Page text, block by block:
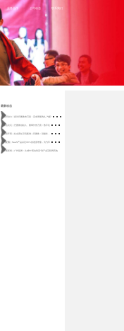
业务合作 公司动态 联系我们
最新动态
亿
邦动力丨探访巴图鲁曾万贵：完成周期洗礼 汽配“老法师”找到数智化采购新节奏
泰
达论坛 | 巴图鲁创始人、董事长曾万贵：数字化平台赋能汽车拆解与后市场配件流通
全
联车商 | 社会责任示范案例 | 巴图鲁：强服务，促就业，重管理
汽
配圈 | SaaS产品以近30％的速度增涨，为汽车后市场领域提供哪些服务？
界面新闻 | 广州琶洲：从城市“西伯利亚”到产业互联网高地